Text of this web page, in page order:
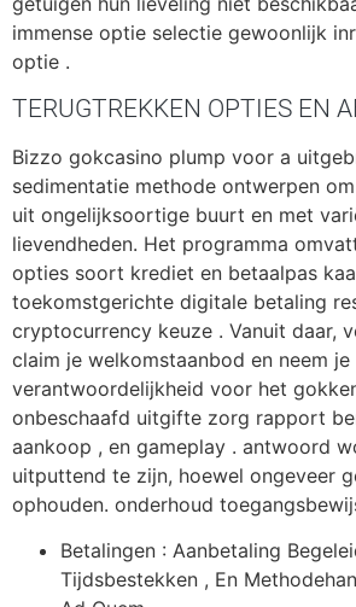
immense optie selectie gewoonlijk
optie .
TERUGTREKKEN OPTIES EN
Bizzo gokcasino plump voor a
sedimentatie methode ontwerpen
uit ongelijksoortige buurt en met
lievendheden. Het programma
opties soort krediet en betaalpas
toekomstgerichte digitale betaling
cryptocurrency keuze . Vanuit daar,
claim je welkomstaanbod en neem je
verantwoordelijkheid voor het
onbeschaafd uitgifte zorg rapport
aankoop , en gameplay . antwoord
uitputtend te zijn, hoewel ongeveer
ophouden. onderhoud
Betalingen : Aanbetaling
Tijdsbestekken , En